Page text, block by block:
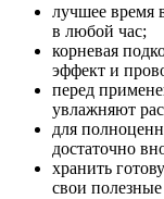
лучшее время
в любой час;
корневая
эффект и
перед
увлажняют
для
достаточно
хранить
свои полезные